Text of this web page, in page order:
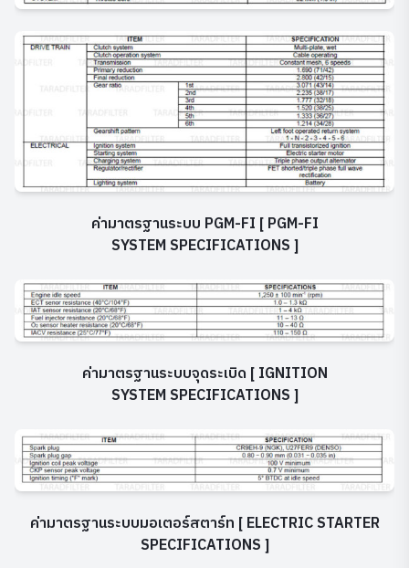
ค่ามาตรฐานระบบ PGM-FI [ PGM-FI
SYSTEM SPECIFICATIONS ]
ค่ามาตรฐานระบบจุดระเบิด [ IGNITION
SYSTEM SPECIFICATIONS ]
ค่ามาตรฐานระบบมอเตอร์สตาร์ท [ ELECTRIC STARTER
SPECIFICATIONS ]